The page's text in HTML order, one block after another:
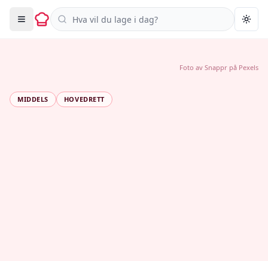
Søk i oppskrifter
MIDDELS HOVEDRETT
Foto av Snappr på Pexels